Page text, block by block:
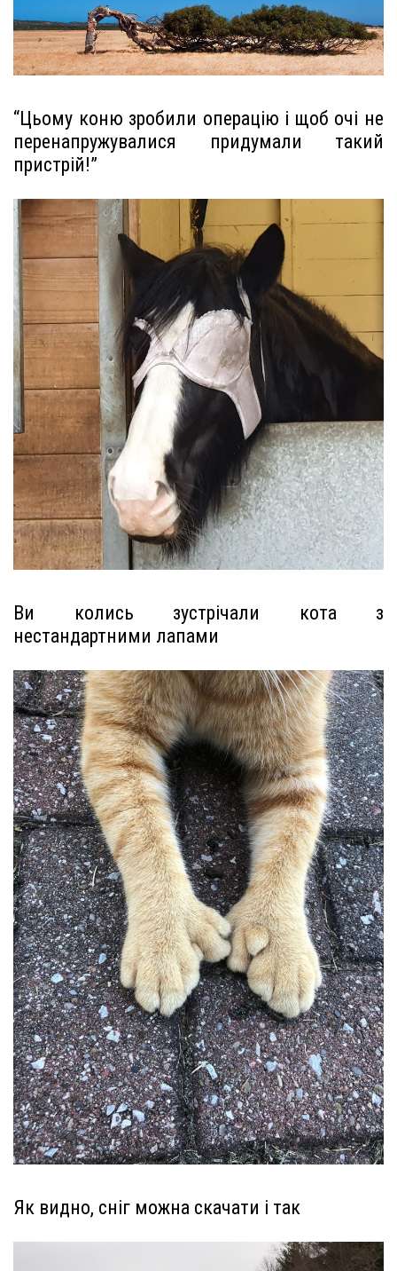
“Цьому коню зробили операцію і щоб очі не
перенапружувалися придумали такий
пристрій!”
Ви колись зустрічали кота з
нестандартними лапами
Як видно, сніг можна скачати і так